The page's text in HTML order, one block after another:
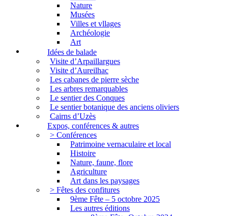
Nature
Musées
Villes et vllages
Archéologie
Art
Idées de balade
Visite d’Arpaillargues
Visite d’Aureilhac
Les cabanes de pierre sèche
Les arbres remarquables
Le sentier des Conques
Le sentier botanique des anciens oliviers
Cairns d’Uzès
Expos, conférences & autres
> Conférences
Patrimoine vernaculaire et local
Histoire
Nature, faune, flore
Agriculture
Art dans les paysages
> Fêtes des confitures
9ème Fête – 5 octobre 2025
Les autres éditions